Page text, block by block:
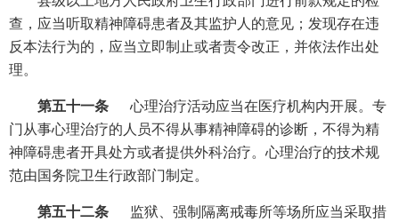
查，应当听取精神障碍患者及其监护人的意见；发现存在违
反本法行为的，应当立即制止或者责令改正，并依法作出处
理。
第五十一条
心理治疗活动应当在医疗机构内开展。专
门从事心理治疗的人员不得从事精神障碍的诊断，不得为精
神障碍患者开具处方或者提供外科治疗。心理治疗的技术规
范由国务院卫生行政部门制定。
第五十二条
监狱、强制隔离戒毒所等场所应当采取措